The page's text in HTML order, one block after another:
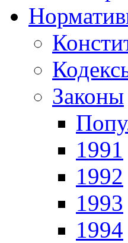
Законы
1991
1992
1993
1994